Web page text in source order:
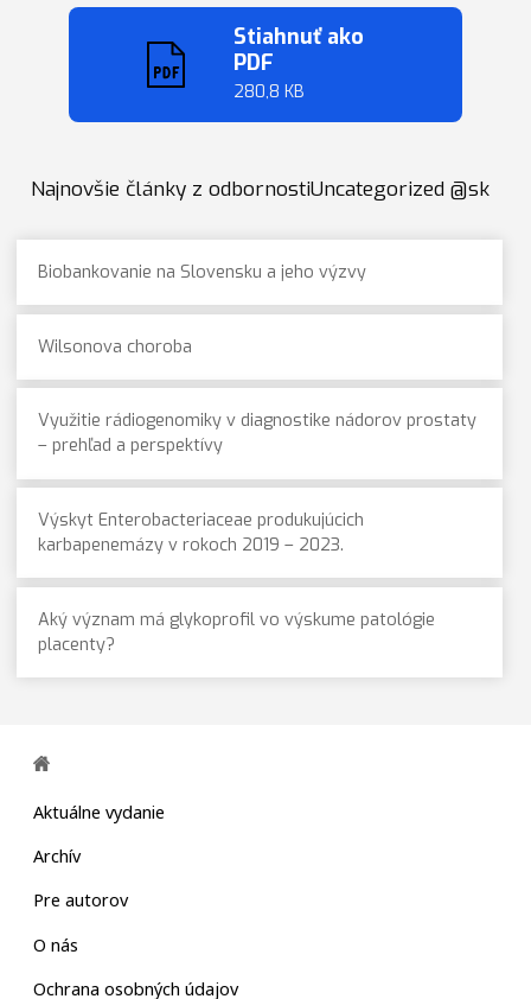
Stiahnuť ako
PDF
280,8 KB
Najnovšie články z odbornostiUncategorized @sk
Biobankovanie na Slovensku a jeho výzvy
Wilsonova choroba
Využitie rádiogenomiky v diagnostike nádorov prostaty
– prehľad a perspektívy
Výskyt Enterobacteriaceae produkujúcich
karbapenemázy v rokoch 2019 – 2023.
Aký význam má glykoprofil vo výskume patológie
placenty?
Aktuálne vydanie
Archív
Pre autorov
O nás
Ochrana osobných údajov